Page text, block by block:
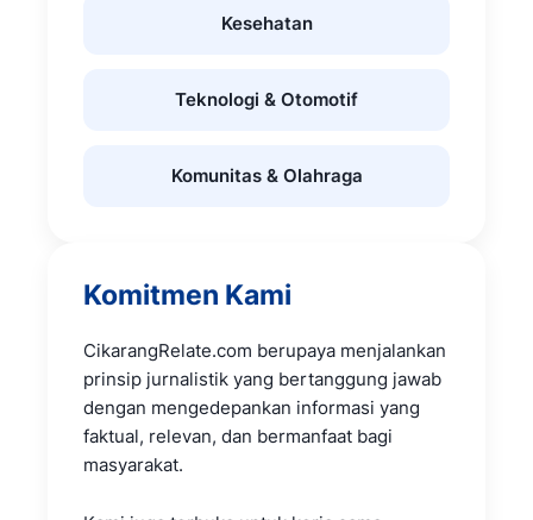
Kesehatan
Teknologi & Otomotif
Komunitas & Olahraga
Komitmen Kami
CikarangRelate.com berupaya menjalankan
prinsip jurnalistik yang bertanggung jawab
dengan mengedepankan informasi yang
faktual, relevan, dan bermanfaat bagi
masyarakat.